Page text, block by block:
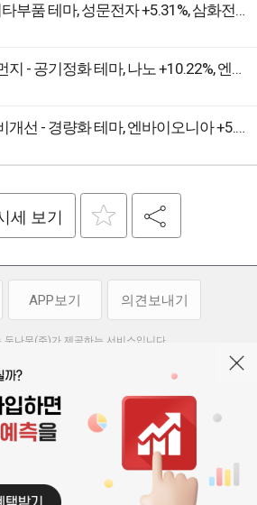
[강세 토픽] 수소차 - 기타부품 테마, 성문전자 +5.31%, 삼화전자 +5.15%
[강세 토픽] 황사·미세먼지 - 공기정화 테마, 나노 +10.22%, 엔바이오니아 +7.50%
[강세 토픽] 자동차 연비개선 - 경량화 테마, 엔바이오니아 +5.82%, 알루코 +4.82%
세 보기
APP보기 의견보내기
두나무(주)가 제공하는 서비스입니다.
공 과정에서 오류나 지연이 발생할 수 있습니다.
보에 의한 투자 결과에 대하여 법적인 책임을
스에서 제공되는 정보의 무단 배포를 금합니다.
소년보호정책 개인정보처리방침
| 고객센터 |
오픈소스 라이선스
별시 서초구 강남대로 369, 15층
사업자 등록번호 119-86-54968
| 기사배열 책임자 : 박동규